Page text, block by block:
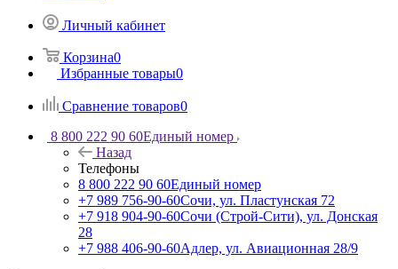
Личный кабинет
Корзина0
Избранные товары0
Сравнение товаров0
8 800 222 90 60Единый номер
Назад
Телефоны
8 800 222 90 60Единый номер
+7 989 756-90-60Сочи, ул. Пластунская 72
+7 918 904-90-60Сочи (Строй-Сити), ул. Донская
28
+7 988 406-90-60Адлер, ул. Авиационная 28/9